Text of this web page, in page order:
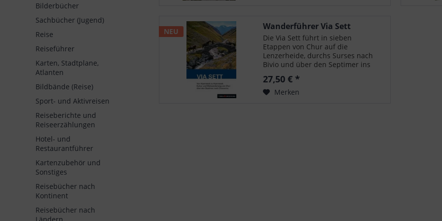
Bilderbücher
Sachbücher (Jugend)
Reise
Reiseführer
Karten, Stadtplane,
Atlanten
Bildbände (Reise)
Sport- und Aktivreisen
Reiseberichte und
Reiseerzählungen
Hotel- und
Restaurantführer
Kartenzubehör und
Sonstiges
Reisebücher nach
Kontinent
Reisebücher nach
NEU Wanderführer Via Sett
Die Via Sett führt in sieben
Etappen von Chur auf die
Lenzerheide, durchs Surses nach
Bivio und über den Septimer ins
der Romerzeit war der Septimer
einer der bedeutendsten
27,50 € *
Merken